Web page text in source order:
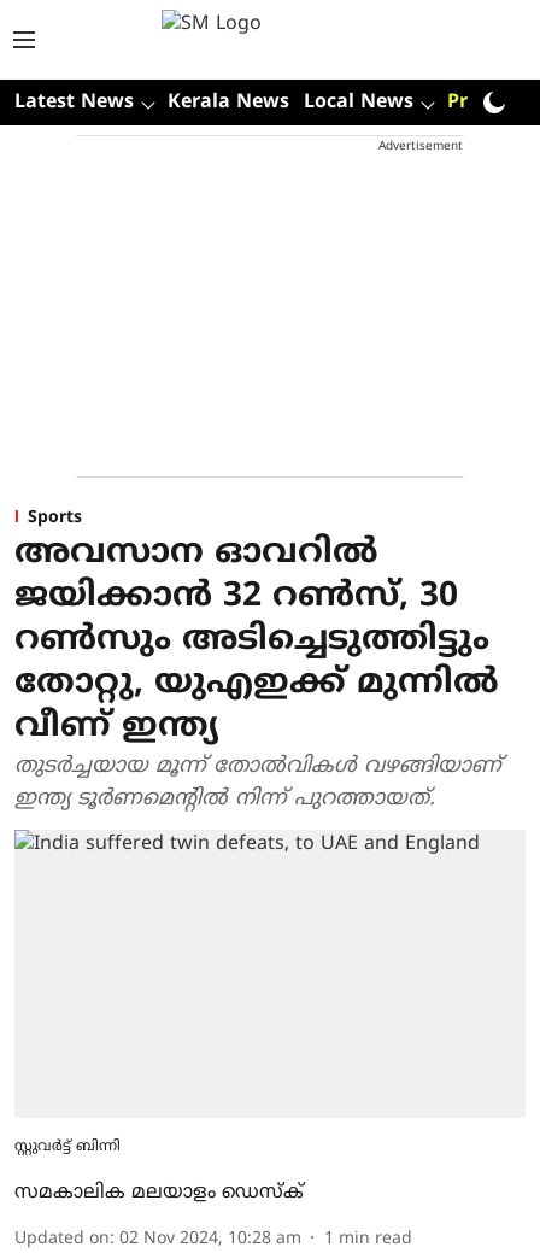
Latest News Kerala News Local News Premium
Advertisement
Sports
അവസാന ഓവറില്‍
ജയിക്കാന്‍ 32 റണ്‍സ്, 30
റണ്‍സും അടിച്ചെടുത്തിട്ടും
തോറ്റു, യുഎഇക്ക് മുന്നില്‍
വീണ് ഇന്ത്യ
തുടര്‍ച്ചയായ മൂന്ന് തോല്‍വികള്‍ വഴങ്ങിയാണ്
ഇന്ത്യ ടൂര്‍ണമെന്റില്‍ നിന്ന് പുറത്തായത്.
സ്റ്റുവര്‍ട്ട് ബിന്നി
സമകാലിക മലയാളം ഡെസ്ക്
Updated on: 02 Nov 2024, 10:28 am 1 min read